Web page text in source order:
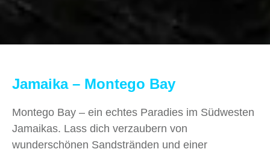
Jamaika – Montego Bay
Montego Bay – ein echtes Paradies im Südwesten
Jamaikas. Lass dich verzaubern von
wunderschönen Sandstränden und einer